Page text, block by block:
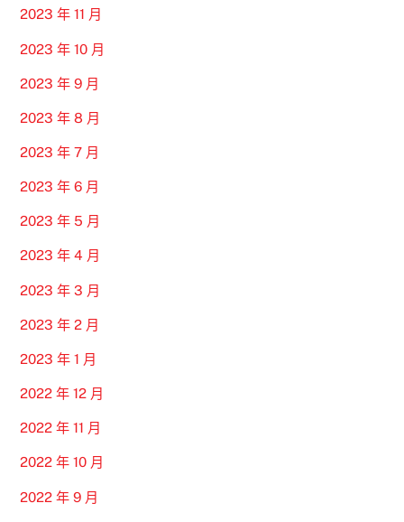
2023 年 11 月
2023 年 10 月
2023 年 9 月
2023 年 8 月
2023 年 7 月
2023 年 6 月
2023 年 5 月
2023 年 4 月
2023 年 3 月
2023 年 2 月
2023 年 1 月
2022 年 12 月
2022 年 11 月
2022 年 10 月
2022 年 9 月